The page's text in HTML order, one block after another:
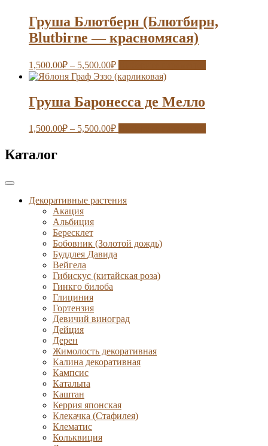
Груша Блютберн (Блютбирн,
Blutbirne — красномясая)
1,500.00₽ – 5,500.00₽
Груша Баронесса де Мелло
1,500.00₽ – 5,500.00₽
Каталог
Декоративные растения
Акация
Альбиция
Бересклет
Бобовник (Золотой дождь)
Буддлея Давида
Вейгела
Гибискус (китайская роза)
Гинкго билоба
Глициния
Гортензия
Девичий виноград
Дейция
Дерен
Жимолость декоративная
Калина декоративная
Кампсис
Катальпа
Каштан
Керрия японская
Клекачка (Стафилея)
Клематис
Кольквиция